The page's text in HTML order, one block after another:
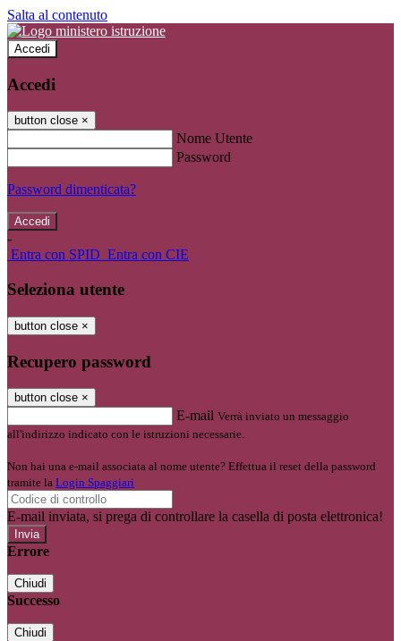
Salta al contenuto
Accedi
Accedi
button close ×
Nome Utente
Password
Password dimenticata?
-
Entra con SPID Entra con CIE
Seleziona utente
button close ×
Recupero password
button close ×
E-mail Verrà inviato un messaggio
all'indirizzo indicato con le istruzioni necessarie.
Non hai una e-mail associata al nome utente? Effettua il reset della password
tramite la Login Spaggiari
E-mail inviata, si prega di controllare la casella di posta elettronica!
Errore
Chiudi
Successo
Chiudi